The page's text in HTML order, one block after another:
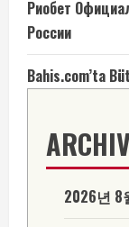
Риобет
России
Bahis.com’ta
2026년 8